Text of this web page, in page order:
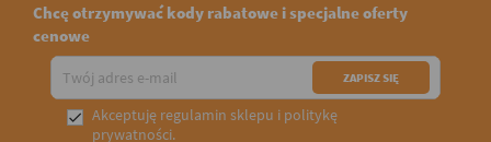
Chcę otrzymywać kody rabatowe i specjalne oferty
cenowe
 Akceptuję regulamin sklepu i politykę
prywatności.